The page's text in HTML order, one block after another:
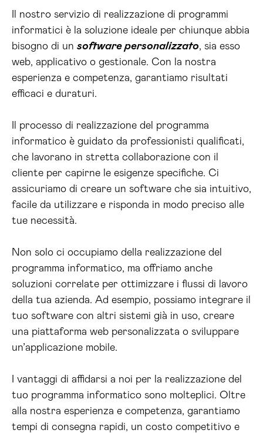
Il nostro servizio di realizzazione di programmi
informatici è la soluzione ideale per chiunque abbia
bisogno di un software personalizzato, sia esso
web, applicativo o gestionale. Con la nostra
esperienza e competenza, garantiamo risultati
efficaci e duraturi.
Il processo di realizzazione del programma
informatico è guidato da professionisti qualificati,
che lavorano in stretta collaborazione con il
cliente per capirne le esigenze specifiche. Ci
assicuriamo di creare un software che sia intuitivo,
facile da utilizzare e risponda in modo preciso alle
tue necessità.
Non solo ci occupiamo della realizzazione del
programma informatico, ma offriamo anche
soluzioni correlate per ottimizzare i flussi di lavoro
della tua azienda. Ad esempio, possiamo integrare il
tuo software con altri sistemi già in uso, creare
una piattaforma web personalizzata o sviluppare
un’applicazione mobile.
I vantaggi di affidarsi a noi per la realizzazione del
tuo programma informatico sono molteplici. Oltre
alla nostra esperienza e competenza, garantiamo
tempi di consegna rapidi, un costo competitivo e